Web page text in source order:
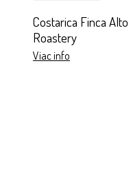
Costarica Finca
Roastery
Viac info